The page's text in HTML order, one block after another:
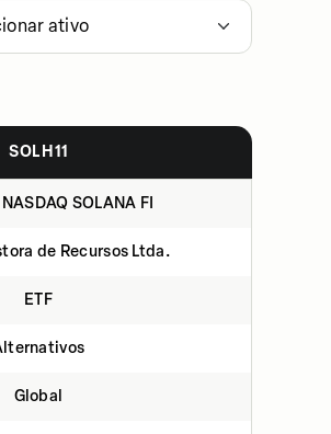
ativo
SOLH11
SOLANA FI
de Recursos Ltda.
ETF
Global